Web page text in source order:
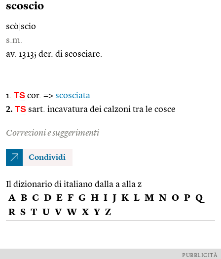
scoscio
scò scio
s.m.
av. 1313; der. di scosciare.
1. TS cor. => scosciata
2. TS sart. incavatura dei calzoni tra le cosce
Correzioni e suggerimenti
Condividi
Il dizionario di italiano dalla a alla z
A B C D E F G H I J K L M N O P Q
R S T U V W X Y Z
PUBBLICITÀ